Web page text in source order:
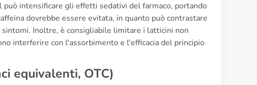
intensificare gli effetti sedativi del farmaco, portando
dovrebbe essere evitata, in quanto può contrastare
Inoltre, è consigliabile limitare i latticini non
interferire con l'assorbimento e l'efficacia del principio
equivalenti, OTC)